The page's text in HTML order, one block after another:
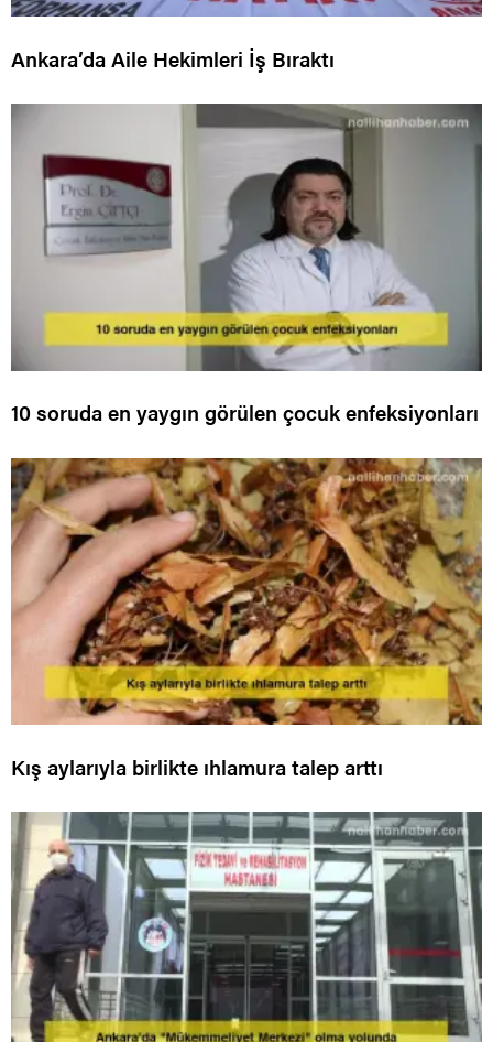
Ankara’da Aile Hekimleri İş Bıraktı
10 soruda en yaygın görülen çocuk enfeksiyonları
Kış aylarıyla birlikte ıhlamura talep arttı